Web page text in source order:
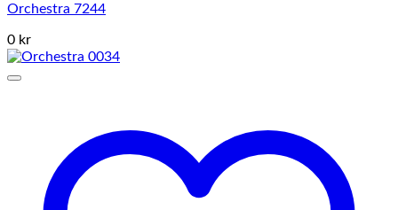
Orchestra 7244
0 kr